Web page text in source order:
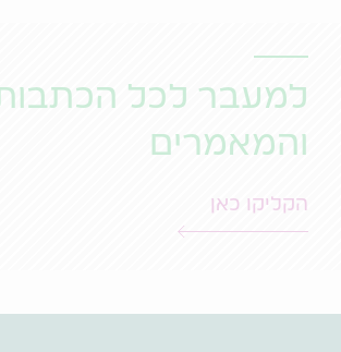
למעבר לכל
והמאמרים
הקליקו כאן